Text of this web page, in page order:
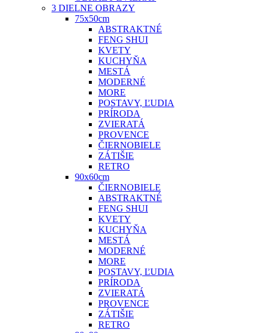
3 DIELNE OBRAZY
75x50cm
ABSTRAKTNÉ
FENG SHUI
KVETY
KUCHYŇA
MESTÁ
MODERNÉ
MORE
POSTAVY, ĽUDIA
PRÍRODA
ZVIERATÁ
PROVENCE
ČIERNOBIELE
ZÁTIŠIE
RETRO
90x60cm
ČIERNOBIELE
ABSTRAKTNÉ
FENG SHUI
KVETY
KUCHYŇA
MESTÁ
MODERNÉ
MORE
POSTAVY, ĽUDIA
PRÍRODA
ZVIERATÁ
PROVENCE
ZÁTIŠIE
RETRO